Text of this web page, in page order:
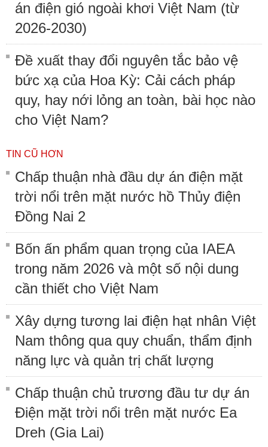
án điện gió ngoài khơi Việt Nam (từ
2026-2030)
Đề xuất thay đổi nguyên tắc bảo vệ
bức xạ của Hoa Kỳ: Cải cách pháp
quy, hay nới lỏng an toàn, bài học nào
cho Việt Nam?
TIN CŨ HƠN
Chấp thuận nhà đầu dự án điện mặt
trời nổi trên mặt nước hồ Thủy điện
Đồng Nai 2
Bốn ấn phẩm quan trọng của IAEA
trong năm 2026 và một số nội dung
cần thiết cho Việt Nam
Xây dựng tương lai điện hạt nhân Việt
Nam thông qua quy chuẩn, thẩm định
năng lực và quản trị chất lượng
Chấp thuận chủ trương đầu tư dự án
Điện mặt trời nổi trên mặt nước Ea
Dreh (Gia Lai)